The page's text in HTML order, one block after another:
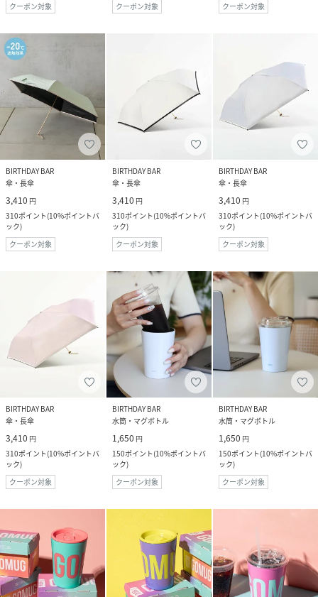
クーポン対象
クーポン対象
クーポン対象
BIRTHDAY BAR
傘・長傘
3,410 円
310ポイント(10%ポイントバ
ック)
クーポン対象
BIRTHDAY BAR
傘・長傘
3,410 円
310ポイント(10%ポイントバ
ック)
クーポン対象
BIRTHDAY BAR
傘・長傘
3,410 円
310ポイント(10%ポイントバ
ック)
クーポン対象
BIRTHDAY BAR
傘・長傘
3,410 円
310ポイント(10%ポイントバ
ック)
クーポン対象
BIRTHDAY BAR
水筒・マグボトル
1,650 円
150ポイント(10%ポイントバ
ック)
クーポン対象
BIRTHDAY BAR
水筒・マグボトル
1,650 円
150ポイント(10%ポイントバ
ック)
クーポン対象